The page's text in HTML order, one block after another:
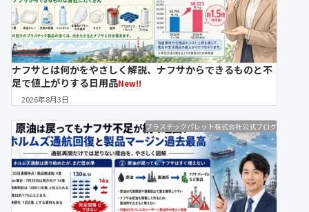
ナフサとは何かをやさしく解説、ナフサからできるものと不
足で値上がりする日用品New!!
2026年8月3日
プラスチックパレット株式会社公式ブログ